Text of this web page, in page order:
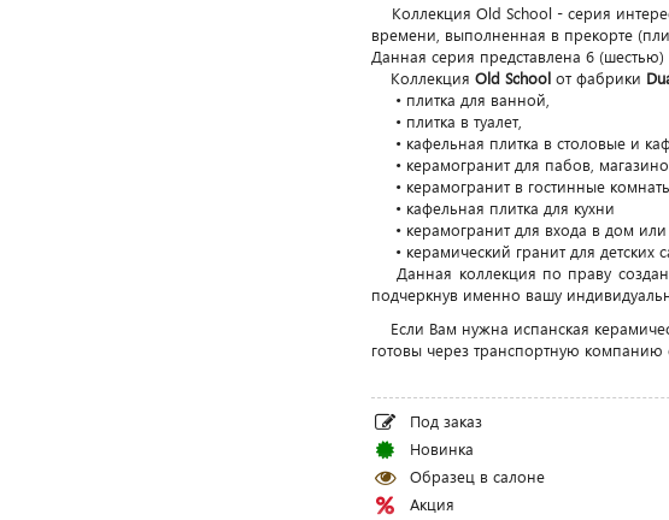
Коллекция Old School - серия
времени, выполненная в прекорте
Данная серия представлена 6
КоллекцияOld Schoolот фабрики
• плитка для ванной,
• плитка в туалет,
• кафельная плитка в столовые и
• керамогранит для пабов,
• керамогранит в гостинные
• кафельная плитка для кухни
• керамогранит для входа в дом или
• керамический гранит для детских
Данная коллекция по праву
подчеркнув именно вашу
Если Вам нужна испанская
готовы через транспортную компанию
Под заказ
Новинка
Образец в салоне
Акция